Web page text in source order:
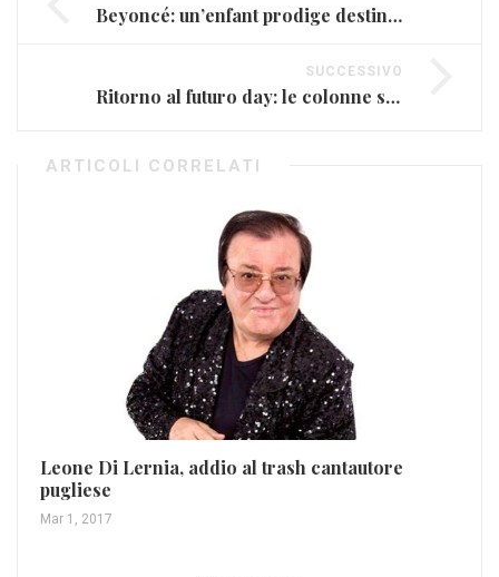
Beyoncé: un’enfant prodige destinata al successo (FOTO)
SUCCESSIVO
Ritorno al futuro day: le colonne sonore del film (VIDEO)
ARTICOLI CORRELATI
Leone Di Lernia, addio al trash cantautore
pugliese
Mar 1, 2017